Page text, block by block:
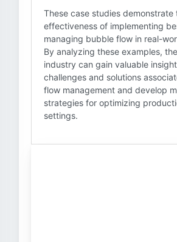
These case studies demonstrate
effectiveness of implementing
managing bubble flow in real-
By analyzing these examples,
industry can gain valuable
challenges and solutions
flow management and develop
strategies for optimizing
settings.